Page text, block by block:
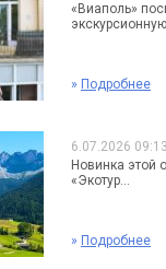
«Виаполь»
» Подробнее
6.07.2026 09:13
Новинка этой
«Экотур...
» Подробнее